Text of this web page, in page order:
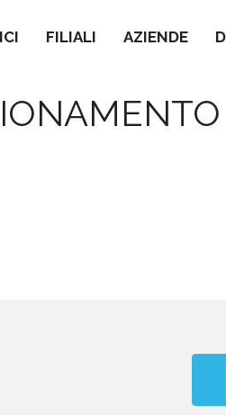
FILIALI AZIENDE